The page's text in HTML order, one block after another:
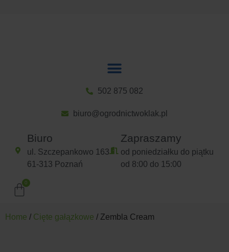
502 875 082
biuro@ogrodnictwoklak.pl
Biuro
ul. Szczepankowo 163
61-313 Poznań
Zapraszamy
od poniedziałku do piątku
od 8:00 do 15:00
Home / Cięte gałązkowe / Zembla Cream